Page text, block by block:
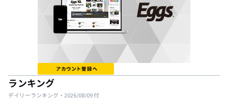
ランキング
デイリーランキング・ 2026/08/09付